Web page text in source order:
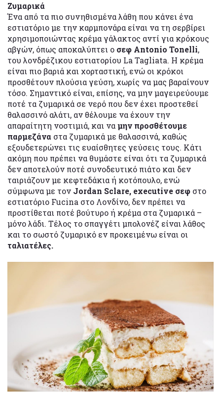
Ζυμαρικά
Ένα από τα πιο συνηθισμένα λάθη που κάνει ένα
εστιατόριο με την καρμπονάρα είναι να τη σερβίρει
χρησιμοποιώντας κρέμα γάλακτος αντί για κρόκους
αβγών, όπως αποκαλύπτει ο σεφ Antonio Tonelli,
του λονδρέζικου εστιατορίου La Tagliata. Η κρέμα
είναι πιο βαριά και χορταστική, ενώ οι κρόκοι
προσθέτουν πλούσια γεύση, χωρίς να μας βαραίνουν
τόσο. Σημαντικό είναι, επίσης, να μην μαγειρεύουμε
ποτέ τα ζυμαρικά σε νερό που δεν έχει προστεθεί
θαλασσινό αλάτι, αν θέλουμε να έχουν την
απαραίτητη νοστιμιά, και ναμην προσθέτουμε
παρμεζάνα στα ζυμαρικά με θαλασσινά, καθώς
εξουδετερώνει τις ευαίσθητες γεύσεις τους. Κάτι
ακόμη που πρέπει να θυμάστε είναι ότι τα ζυμαρικά
δεν αποτελούν ποτέ συνοδευτικό πιάτο και δεν
ταιριάζουν με κεφτεδάκια ή κοτόπουλο, ενώ
σύμφωνα με τον Jordan Sclare, executive σεφ στο
εστιατόριο Fucina στο Λονδίνο, δεν πρέπει να
προστίθεται ποτέ βούτυρο ή κρέμα στα ζυμαρικά –
μόνο λάδι. Τέλος το σπαγγέτι μπολονέζ είναι λάθος
και το σωστό ζυμαρικό εν προκειμένω είναι οι
ταλιατέλες.